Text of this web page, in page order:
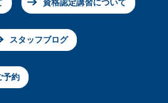
資格認定講習について
スタッフブログ
予約